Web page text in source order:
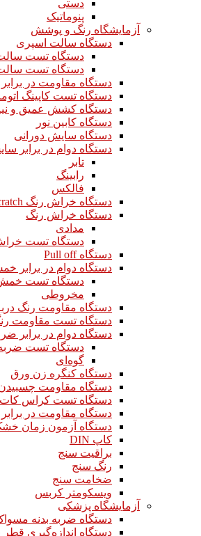
دستی
پنوماتیک
آزمایشگاه رنگ و پوشش
دستگاه سالت اسپری
دستگاه تست سالت
دستگاه تست سالت
دستگاه مقاومت در برابر
دستگاه تست کاپینگ
دستگاه کشش عمیق و
دستگاه کابین نور
دستگاه سایش دورانی
دستگاه دوام در برابر
تابر
رابینگ
فالکس
دستگاه خراش رنگ scratch
دستگاه خراش رنگ
مدادی
دستگاه تست
دستگاه Pull off
دستگاه دوام در برابر
دستگاه تست خمش
مخروطی
دستگاه مقاومت رنگ
دستگاه تست مقاومت
دستگاه دوام در برابر
دستگاه تست
گوه‌ای
دستگاه کنگره زن ورق
دستگاه مقاومت
دستگاه تست کراس
دستگاه مقاومت در
دستگاه آزمون زمان
کاپ DIN
براقیت سنج
رنگ سنج
ضخامت سنج
ویسکومتر کربس
آزمایشگاه پزشکی
دستگاه ضربه بدنه
دستگاه اندازه‌گیری